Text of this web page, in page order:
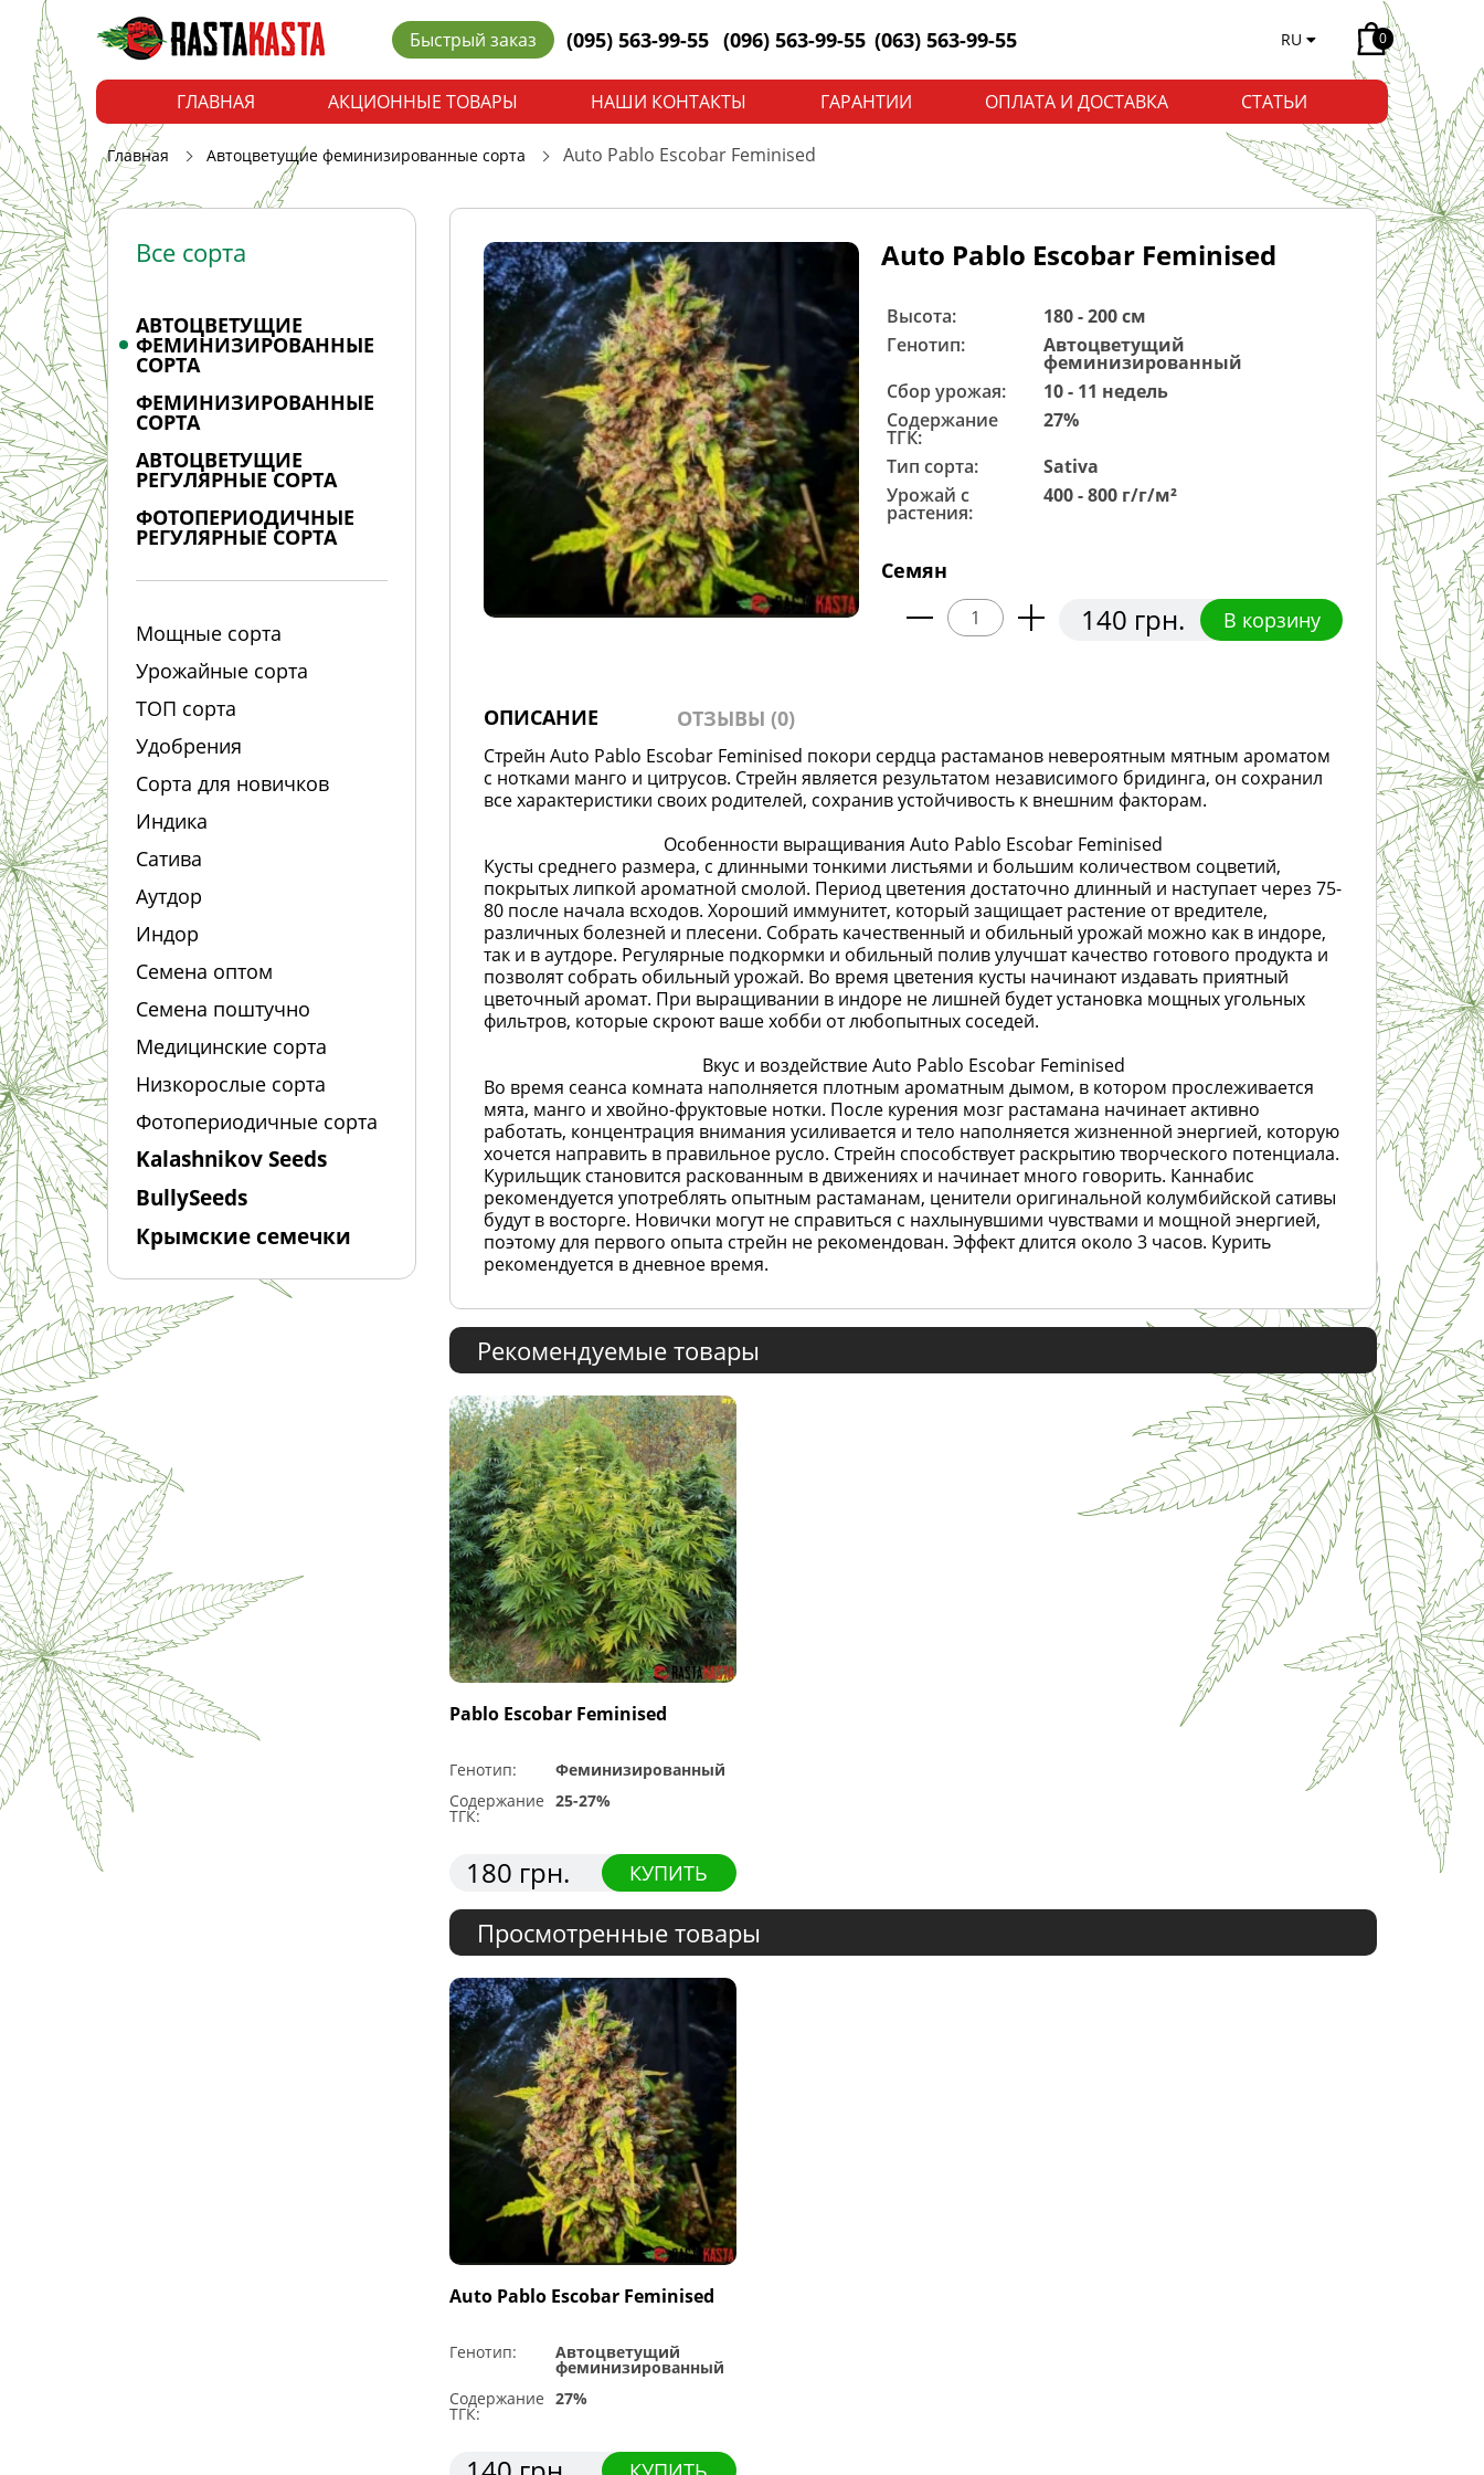
Быстрый заказ (095) 563-99-55 (096) 563-99-55 (063) 563-99-55 RU 0
ГЛАВНАЯ АКЦИОННЫЕ ТОВАРЫ НАШИ КОНТАКТЫ ГАРАНТИИ ОПЛАТА И ДОСТАВКА СТАТЬИ
Главная Автоцветущие феминизированные сорта Auto Pablo Escobar Feminised
Все сорта
АВТОЦВЕТУЩИЕ
ФЕМИНИЗИРОВАННЫЕ
СОРТА
ФЕМИНИЗИРОВАННЫЕ
СОРТА
АВТОЦВЕТУЩИЕ
РЕГУЛЯРНЫЕ СОРТА
ФОТОПЕРИОДИЧНЫЕ
РЕГУЛЯРНЫЕ СОРТА
Мощные сорта
Урожайные сорта
ТОП сорта
Удобрения
Сорта для новичков
Индика
Сатива
Аутдор
Индор
Семена оптом
Семена поштучно
Медицинские сорта
Низкорослые сорта
Фотопериодичные сорта
Kalashnikov Seeds
BullySeeds
Крымские семечки
Auto Pablo Escobar Feminised
Высота:
180 - 200 см
Генотип:
Автоцветущий
феминизированный
Сбор урожая:
10 - 11 недель
Содержание
ТГК:
27%
Тип сорта:
Sativa
Урожай с
растения:
400 - 800 г/г/м²
Семян
140 грн. В корзину
ОПИСАНИЕ ОТЗЫВЫ (0)
Стрейн Auto Pablo Escobar Feminised покори сердца растаманов невероятным мятным ароматом
с нотками манго и цитрусов. Стрейн является результатом независимого бридинга, он сохранил
все характеристики своих родителей, сохранив устойчивость к внешним факторам.
Особенности выращивания Auto Pablo Escobar Feminised
Кусты среднего размера, с длинными тонкими листьями и большим количеством соцветий,
покрытых липкой ароматной смолой. Период цветения достаточно длинный и наступает через 75-
80 после начала всходов. Хороший иммунитет, который защищает растение от вредителе,
различных болезней и плесени. Собрать качественный и обильный урожай можно как в индоре,
так и в аутдоре. Регулярные подкормки и обильный полив улучшат качество готового продукта и
позволят собрать обильный урожай. Во время цветения кусты начинают издавать приятный
цветочный аромат. При выращивании в индоре не лишней будет установка мощных угольных
фильтров, которые скроют ваше хобби от любопытных соседей.
Вкус и воздействие Auto Pablo Escobar Feminised
Во время сеанса комната наполняется плотным ароматным дымом, в котором прослеживается
мята, манго и хвойно-фруктовые нотки. После курения мозг растамана начинает активно
работать, концентрация внимания усиливается и тело наполняется жизненной энергией, которую
хочется направить в правильное русло. Стрейн способствует раскрытию творческого потенциала.
Курильщик становится раскованным в движениях и начинает много говорить. Каннабис
рекомендуется употреблять опытным растаманам, ценители оригинальной колумбийской сативы
будут в восторге. Новички могут не справиться с нахлынувшими чувствами и мощной энергией,
поэтому для первого опыта стрейн не рекомендован. Эффект длится около 3 часов. Курить
рекомендуется в дневное время.
Рекомендуемые товары
Pablo Escobar Feminised
Генотип:
Феминизированный
Содержание
ТГК:
25-27%
180 грн. КУПИТЬ
Просмотренные товары
Auto Pablo Escobar Feminised
Генотип: Автоцветущий
феминизированный
Содержание
ТГК:
27%